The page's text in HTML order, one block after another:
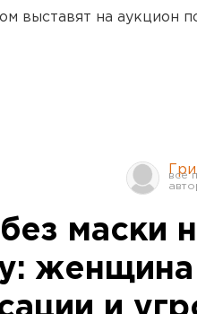
выставят на аукцион
маски
женщина